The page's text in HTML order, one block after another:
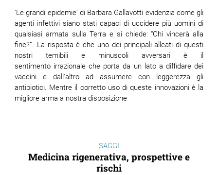
'Le grandi epidemie' di Barbara Gallavotti evidenzia come gli
agenti infettivi siano stati capaci di uccidere più uomini di
qualsiasi armata sulla Terra e si chiede: “Chi vincerà alla
fine?”. La risposta è che uno dei principali alleati di questi
nostri temibili e minuscoli avversari è il
sentimento irrazionale che porta da un lato a diffidare dei
vaccini e dall'altro ad assumere con leggerezza gli
antibiotici. Mentre il corretto uso di queste innovazioni è la
migliore arma a nostra disposizione
SAGGI
Medicina rigenerativa, prospettive e
rischi